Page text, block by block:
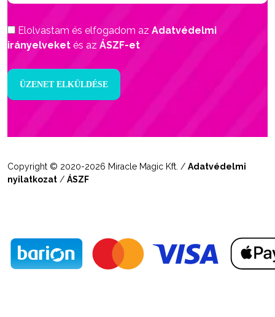
Elolvastam és elfogadom az Adatvédelmi
irányelveket és az ÁSZF-et
Copyright © 2020-2026 Miracle Magic Kft. / Adatvédelmi
nyilatkozat / ÁSZF